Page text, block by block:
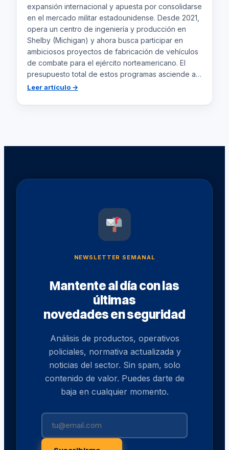
expansión internacional y apuesta por consolidarse
en el mercado militar estadounidense. Desde 2021,
opera un centro de ingeniería y producción en
Shelby (Michigan) y ahora busca participar en
ambiciosos proyectos de fabricación de vehículos
de combate para el ejército norteamericano. El
presupuesto total de estos programas asciende a…
Leer artículo →
refuerza
grandes
NEWSLETTER SEMANAL
Mantente al día con las
últimas
novedades en seguridad
Análisis de productos, operativos
policiales, normativa actualizada y
noticias del sector. Sin spam, solo
contenido de valor. Puedes darte de
baja en cualquier momento.